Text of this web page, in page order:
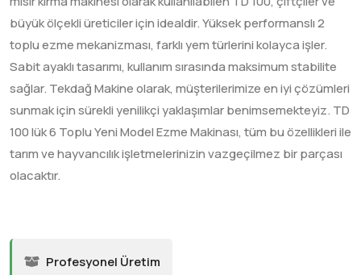
büyük ölçekli üreticiler için idealdir. Yüksek performanslı 2
toplu ezme mekanizması, farklı yem türlerini kolayca işler.
Sabit ayaklı tasarımı, kullanım sırasında maksimum stabilite
sağlar. Tekdağ Makine olarak, müşterilerimize en iyi çözümleri
sunmak için sürekli yenilikçi yaklaşımlar benimsemekteyiz. TD
100 lük 6 Toplu Yeni Model Ezme Makinası, tüm bu özellikleri ile
tarım ve hayvancılık işletmelerinizin vazgeçilmez bir parçası
olacaktır.
Profesyonel Üretim